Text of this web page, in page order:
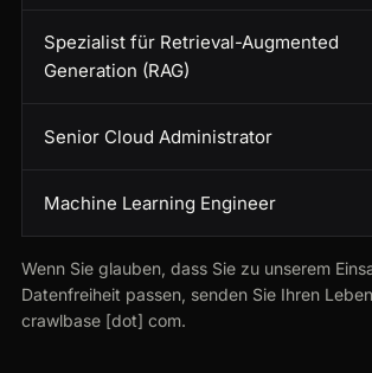
Spezialist für Retrieval-Augmented
Generation (RAG)
Senior Cloud Administrator
Machine Learning Engineer
Wenn Sie glauben, dass Sie zu unserem
Datenfreiheit passen, senden Sie Ihren
crawlbase [dot] com.